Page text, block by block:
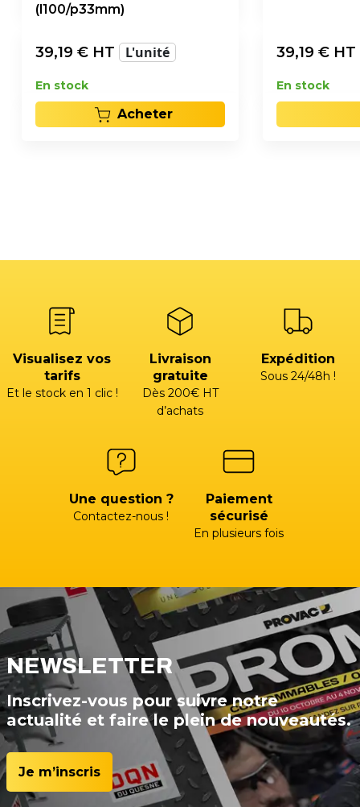
(l100/p33mm)
39,19 € HT L'unité
En stock
Acheter
39,19 € HT
En stock
Visualisez vos
tarifs
Et le stock en 1 clic !
Livraison
gratuite
Dès 200€ HT
d’achats
Expédition
Sous 24/48h !
Une question ?
Contactez-nous !
Paiement
sécurisé
En plusieurs fois
NEWSLETTER
Inscrivez-vous pour suivre notre
actualité et faire le plein de nouveautés.
Je m’inscris